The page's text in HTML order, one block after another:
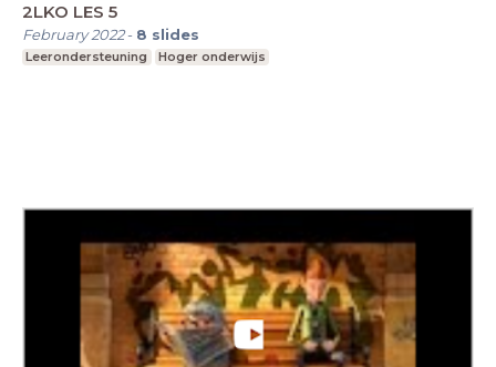
2LKO LES 5
February 2022- 8 slides
Leerondersteuning Hoger onderwijs